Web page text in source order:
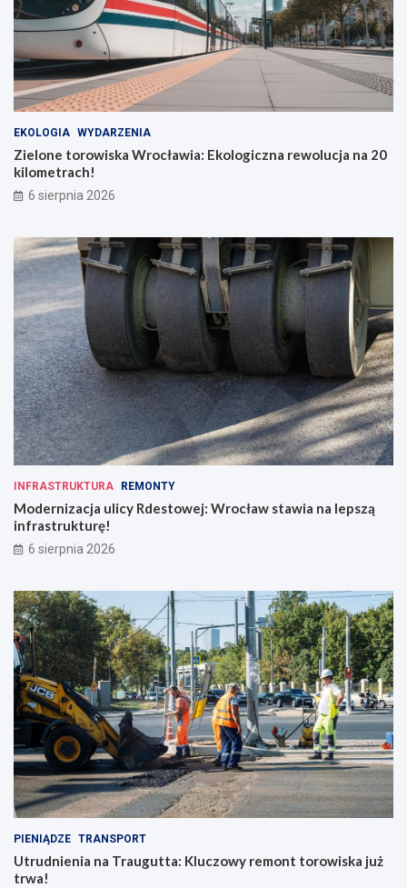
EKOLOGIA WYDARZENIA
Zielone torowiska Wrocławia: Ekologiczna rewolucja na 20
kilometrach!
6 sierpnia 2026
INFRASTRUKTURA REMONTY
Modernizacja ulicy Rdestowej: Wrocław stawia na lepszą
infrastrukturę!
6 sierpnia 2026
PIENIĄDZE TRANSPORT
Utrudnienia na Traugutta: Kluczowy remont torowiska już
trwa!